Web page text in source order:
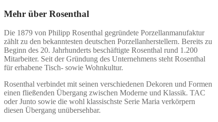
Mehr über Rosenthal
Die 1879 von Philipp Rosenthal gegründete Porzellanmanufaktur
zählt zu den bekanntesten deutschen Porzellanherstellern. Bereits zu
Beginn des 20. Jahrhunderts beschäftigte Rosenthal rund 1.200
Mitarbeiter. Seit der Gründung des Unternehmens steht Rosenthal
für erhabene Tisch- sowie Wohnkultur.
Rosenthal verbindet mit seinen verschiedenen Dekoren und Formen
einen fließenden Übergang zwischen Moderne und Klassik. TAC
oder Junto sowie die wohl klassischste Serie Maria verkörpern
diesen Übergang unübersehbar.